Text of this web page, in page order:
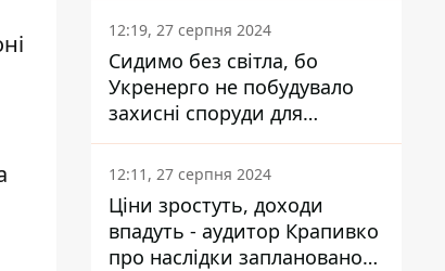
12:19, 27 серпня 2024
Сидимо без світла, бо
Укренерго не побудувало
захисні споруди для
енергетики - нардеп
Кучеренко
12:11, 27 серпня 2024
Ціни зростуть, доходи
впадуть - аудитор Крапивко
про наслідки запланованого